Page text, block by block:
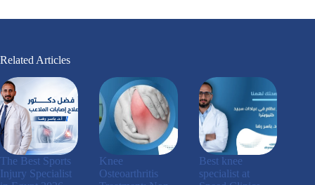
Related Articles
The Best Sports
Injury Specialist
Knee
Osteoarthritis
Best knee
specialist at